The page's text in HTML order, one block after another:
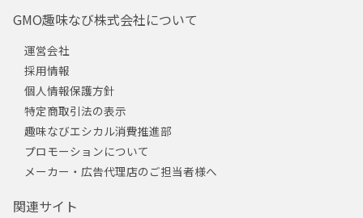
GMO趣味なび株式会社について
運営会社
採用情報
個人情報保護方針
特定商取引法の表示
趣味なびエシカル消費推進部
プロモーションについて
メーカー・広告代理店のご担当者様へ
関連サイト